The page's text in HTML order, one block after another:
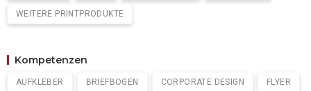
WEITERE PRINTPRODUKTE
Kompetenzen
AUFKLEBER BRIEFBOGEN CORPORATE DESIGN FLYER